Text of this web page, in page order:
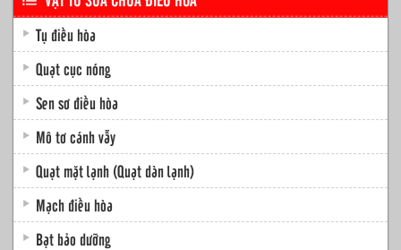
Tụ điều hòa
Quạt cục nóng
Sen sơ điều hòa
Mô tơ cánh vẫy
Quạt mặt lạnh (Quạt dàn lạnh)
Mạch điều hòa
Bạt bảo dưỡng